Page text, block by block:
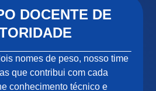
DOCENTE DE
nomes de peso, nosso time
que contribui com cada
conhecimento técnico e